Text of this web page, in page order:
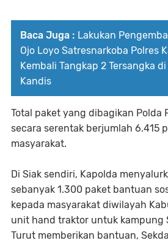
Baca Juga : Lakukan
Ojo Loyo Satresnarkoba Polres
Kembali Tangkap 2 Tersangka
Kandis
Total paket yang dibagikan Polda
secara serentak berjumlah 6.415
masyarakat.
Di Siak sendiri, Kapolda
sebanyak 1.300 paket bantuan
kepada masyarakat diwilayah
unit hand traktor untuk kampung
Turut memberikan bantuan,